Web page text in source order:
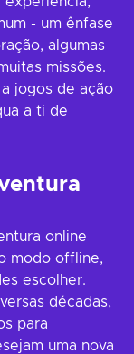
- um ênfase
algumas
missões.
jogos de ação
a ti de
online
modo offline,
escolher.
décadas,
para
uma nova